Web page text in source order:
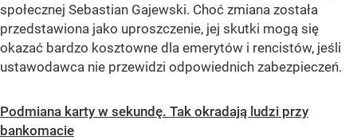
społecznej Sebastian Gajewski. Choć zmiana została
przedstawiona jako uproszczenie, jej skutki mogą się
okazać bardzo kosztowne dla emerytów i rencistów, jeśli
ustawodawca nie przewidzi odpowiednich zabezpieczeń.
Podmiana karty w sekundę. Tak okradają ludzi przy
bankomacie